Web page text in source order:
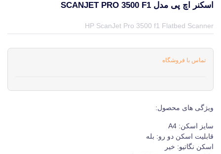
اسکنر اچ پی مدل SCANJET PRO 3500 F1
HP ScanJet Pro 3500 f1 Flatbed Scanner
تماس با فروشگاه
ویژگی های محصول:
سایز اسکن: A4
قابلیت اسکن دو رو: بله
اسکن نگاتیو: خیر